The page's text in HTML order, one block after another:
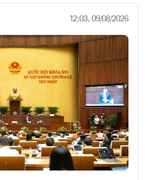
12:03, 09/08/2026